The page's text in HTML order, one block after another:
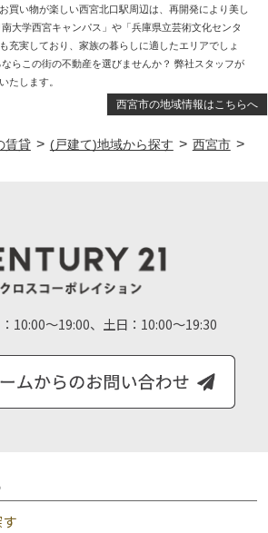
西宮市の地域情報はこちらへ
買い物が楽しい西宮北口駅周辺は、再開発により美し
大学西宮キャンパス」や「兵庫県立芸術文化センタ
充実しており、家族の暮らしに適したエリアでしょ
らこの街の不動産を選びませんか？ 弊社スタッフが
たします。
賃貸 > (戸建て)地域から探す > 西宮市 >
10:00～19:00、土日：10:00～19:30